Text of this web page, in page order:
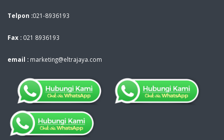
Telpon :021-8936193
Fax : 021 8936193
email : marketing@eltrajaya.com